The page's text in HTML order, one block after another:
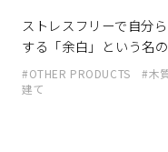
だわった
ストレスフリーで自分
する「余白」という名
OTHER PRODUCTS 木
建て